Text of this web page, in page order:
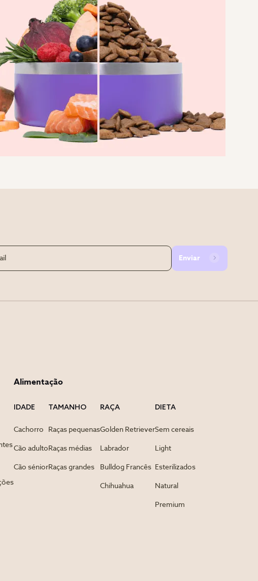
Enviar
Alimentação
IDADE
Cachorro
Cão adulto
Cão sénior
TAMANHO
Raças pequenas
Raças médias
Raças grandes
RAÇA
Golden Retriever
Labrador
Bulldog Francês
Chihuahua
DIETA
Sem cereais
Light
Esterilizados
Natural
Premium